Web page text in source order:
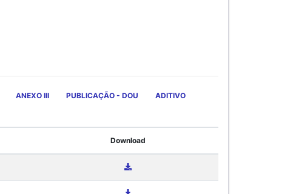
ANEXO III PUBLICAÇÃO - DOU ADITIVO
Download